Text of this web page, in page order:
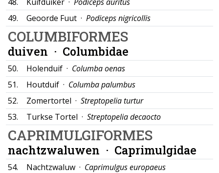
49.
Geoorde Fuut · Podiceps nigricollis
COLUMBIFORMES
duiven · Columbidae
50. Holenduif · Columba oenas
51.
Houtduif · Columba palumbus
52.
Zomertortel · Streptopelia turtur
53.
Turkse Tortel · Streptopelia decaocto
CAPRIMULGIFORMES
nachtzwaluwen · Caprimulgidae
54. Nachtzwaluw · Caprimulgus europaeus